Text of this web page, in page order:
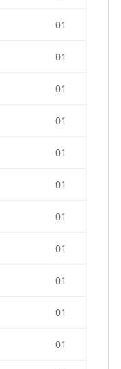
01
01
01
01
01
01
01
01
01
01
01